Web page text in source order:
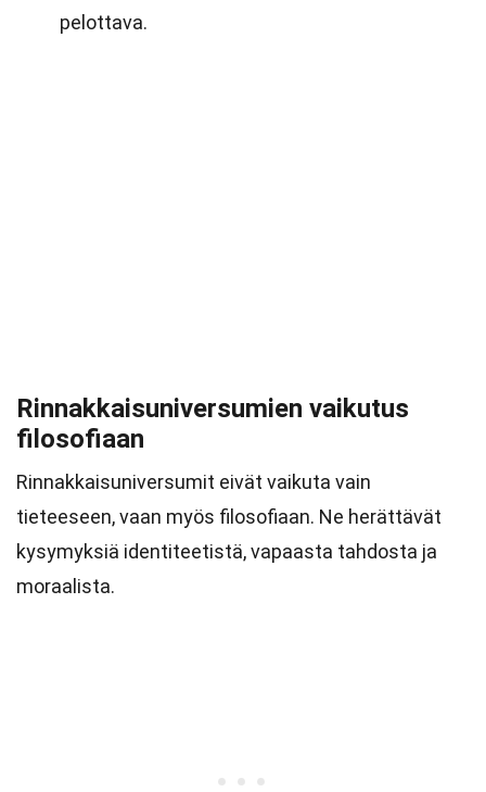
pelottava.
Rinnakkaisuniversumien vaikutus
filosofiaan
Rinnakkaisuniversumit eivät vaikuta vain
tieteeseen, vaan myös filosofiaan. Ne herättävät
kysymyksiä identiteetistä, vapaasta tahdosta ja
moraalista.